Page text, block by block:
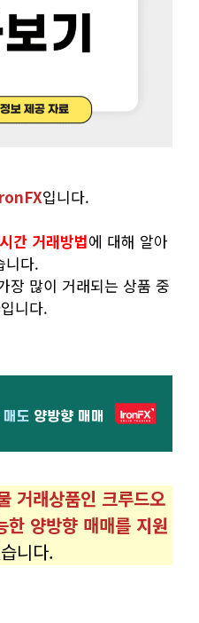
입니다.
간 거래방법에 대해 알아
니다.
장 많이 거래되는 상품 중
니다.
거래상품인 크루드오
한 양방향 매매를 지원
니다.